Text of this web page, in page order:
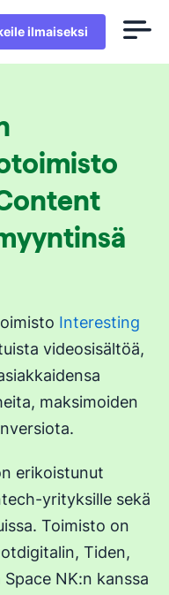
ilmaiseksi
Interesting
videosisältöä,
maksimoiden
erikoistunut
yrityksille sekä
Toimisto on
Tiden,
NK:n kanssa